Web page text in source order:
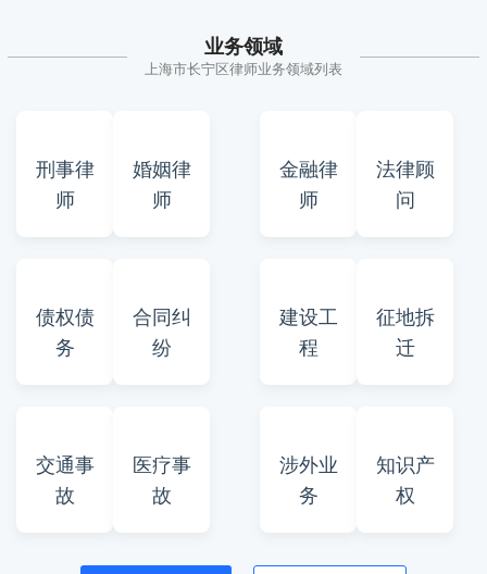
业务领域
上海市长宁区律师业务领域列表
刑事律
师
婚姻律
师
金融律
师
法律顾
问
债权债
务
合同纠
纷
建设工
程
征地拆
迁
交通事
故
医疗事
故
涉外业
务
知识产
权